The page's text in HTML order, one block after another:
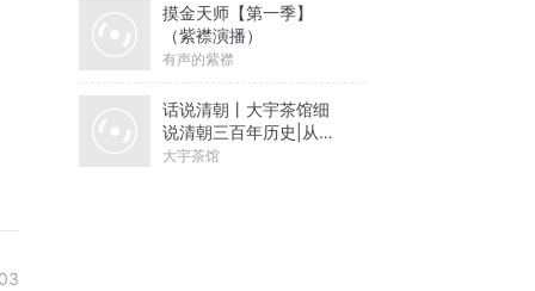
摸金天师【第一季】
（紫襟演播）
有声的紫襟
话说清朝丨大宇茶馆细
说清朝三百年历史|从努
尔哈赤到末代皇帝溥仪|
大宇茶馆